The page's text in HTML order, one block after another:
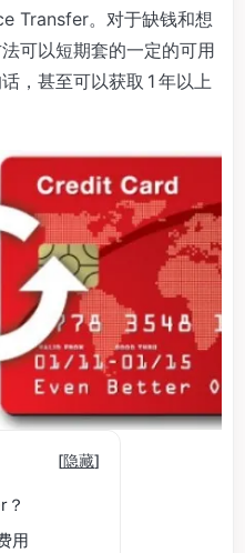
Transfer。对于缺钱和想
可以短期套的一定的可用
，甚至可以获取 1 年以上
[隐藏]
用